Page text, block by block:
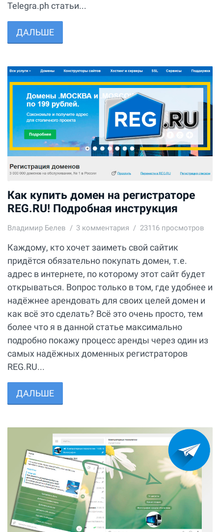
Telegra.ph статьи...
ДАЛЬШЕ
Как купить домен на регистраторе
REG.RU! Подробная инструкция
Владимир Белев 3 комментария 23116 просмотров
Каждому, кто хочет заиметь свой сайтик
придётся обязательно покупать домен, т.е.
адрес в интернете, по которому этот сайт будет
открываться. Вопрос только в том, где удобнее и
надёжнее арендовать для своих целей домен и
как всё это сделать? Всё это очень просто, тем
более что я в данной статье максимально
подробно покажу процесс аренды через один из
самых надёжных доменных регистраторов
REG.RU...
ДАЛЬШЕ